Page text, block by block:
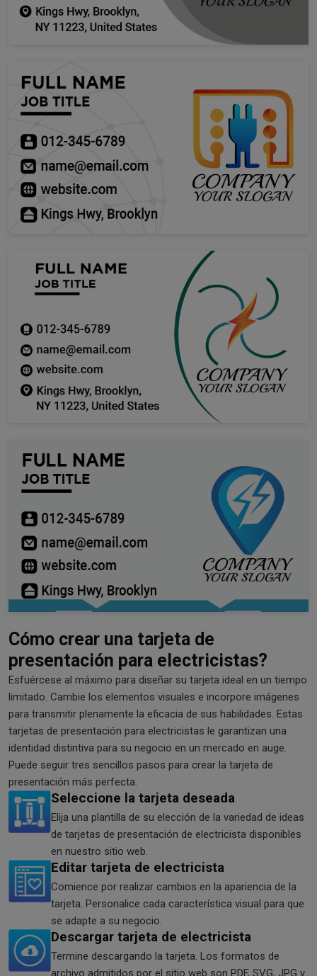
Cómo crear una tarjeta de
presentación para electricistas?
Esfuércese al máximo para diseñar su tarjeta ideal en un tiempo
limitado. Cambie los elementos visuales e incorpore imágenes
para transmitir plenamente la eficacia de sus habilidades. Estas
tarjetas de presentación para electricistas le garantizan una
identidad distintiva para su negocio en un mercado en auge.
Puede seguir tres sencillos pasos para crear la tarjeta de
presentación más perfecta.
Seleccione la tarjeta deseada
Elija una plantilla de su elección de la variedad de ideas
de tarjetas de presentación de electricista disponibles
en nuestro sitio web.
Editar tarjeta de electricista
Comience por realizar cambios en la apariencia de la
tarjeta. Personalice cada característica visual para que
se adapte a su negocio.
Descargar tarjeta de electricista
Termine descargando la tarjeta. Los formatos de
archivo admitidos por el sitio web son PDF, SVG, JPG y